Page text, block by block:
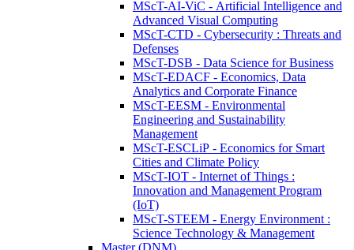
MScT-AI-ViC - Artificial Intelligence and
Advanced Visual Computing
MScT-CTD - Cybersecurity : Threats and
Defenses
MScT-DSB - Data Science for Business
MScT-EDACF - Economics, Data
Analytics and Corporate Finance
MScT-EESM - Environmental
Engineering and Sustainability
Management
MScT-ESCLiP - Economics for Smart
Cities and Climate Policy
MScT-IOT - Internet of Things :
Innovation and Management Program
(IoT)
MScT-STEEM - Energy Environment :
Science Technology & Management
Master (DNM)